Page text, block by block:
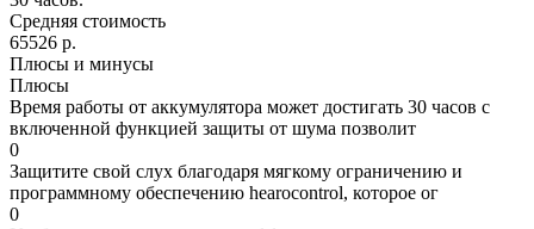
Средняя стоимость
65526 р.
Плюсы и минусы
Плюсы
Время работы от аккумулятора может достигать 30 часов с
включенной функцией защиты от шума позволит
0
Защитите свой слух благодаря мягкому ограничению и
программному обеспечению hearocontrol, которое ог
0